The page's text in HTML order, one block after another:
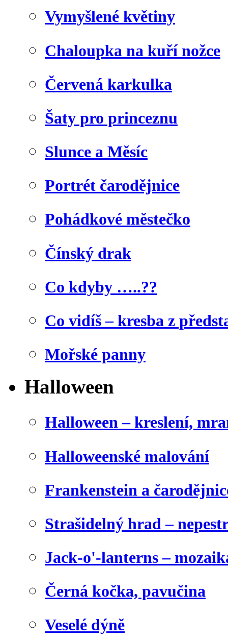
Vymyšlené květiny
Chaloupka na kuří nožce
Červená karkulka
Šaty pro princeznu
Slunce a Měsíc
Portrét čarodějnice
Pohádkové městečko
Čínský drak
Co kdyby …..??
Co vidíš – kresba z
Mořské panny
Halloween
Halloween – kreslení,
Halloweenské malování
Frankenstein a
Strašidelný hrad –
Jack-o'-lanterns –
Černá kočka, pavučina
Veselé dýně